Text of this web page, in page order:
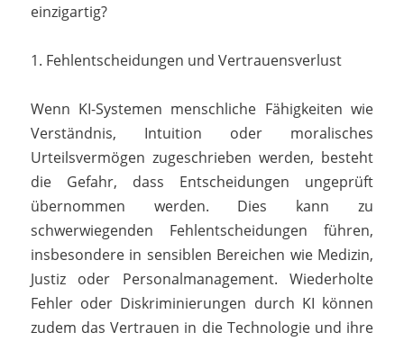
einzigartig?
1. Fehlentscheidungen und Vertrauensverlust
Wenn KI-Systemen menschliche Fähigkeiten wie
Verständnis, Intuition oder moralisches
Urteilsvermögen zugeschrieben werden, besteht
die Gefahr, dass Entscheidungen ungeprüft
übernommen werden. Dies kann zu
schwerwiegenden Fehlentscheidungen führen,
insbesondere in sensiblen Bereichen wie Medizin,
Justiz oder Personalmanagement. Wiederholte
Fehler oder Diskriminierungen durch KI können
zudem das Vertrauen in die Technologie und ihre